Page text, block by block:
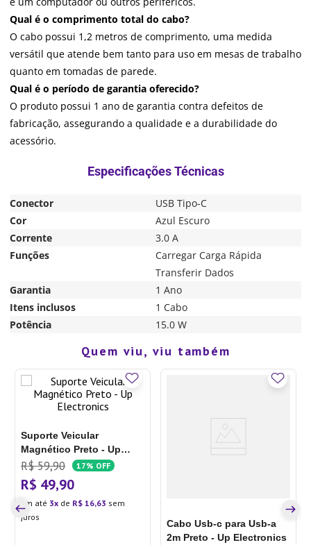
Qual é o comprimento total do cabo?
O cabo possui 1,2 metros de comprimento, uma medida
versátil que atende bem tanto para uso em mesas de trabalho
quanto em tomadas de parede.
Qual é o período de garantia oferecido?
O produto possui 1 ano de garantia contra defeitos de
fabricação, assegurando a qualidade e a durabilidade do
acessório.
Conector
USB Tipo-C
Cor
Azul Escuro
Corrente
3.0 A
Funções
Carregar Carga Rápida
Transferir Dados
Garantia
1 Ano
Itens inclusos
1 Cabo
Potência
15.0 W
Quem viu, viu também
Suporte Veicular
Magnético Preto - Up
Electronics
R$ 59,90 17% OFF
R$ 49,90
Em até 3 de R$ 16,63 sem
juros
Cabo Usb-c para Usb-a
2m Preto - Up Electronics